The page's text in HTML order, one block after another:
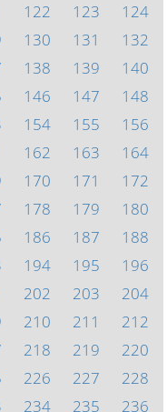
122 123
124
130 131
132
138 139
140
146 147
148
154 155
156
162 163
164
170 171
172
178 179
180
186 187
188
194 195
196
202 203
204
210 211
212
218 219
220
226 227
228
234 235
236